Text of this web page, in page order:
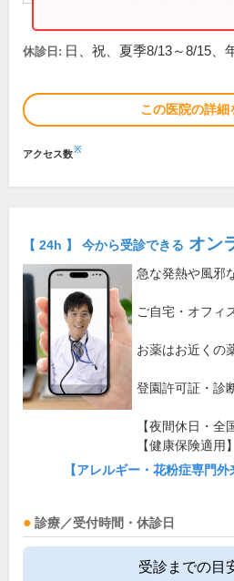
休診日: 日、祝、夏季8/13～8/15、
この医院の詳細
アクセス数※
【 24h 】 今から受診できる オン
急な発熱や風邪
ご自宅・オフィ
お薬はお近くの
登園許可証・診
【夜間休日・全
【健康保険適用】
【アレルギー・花粉症専門
診療／受付時間・休診日
受診までの目